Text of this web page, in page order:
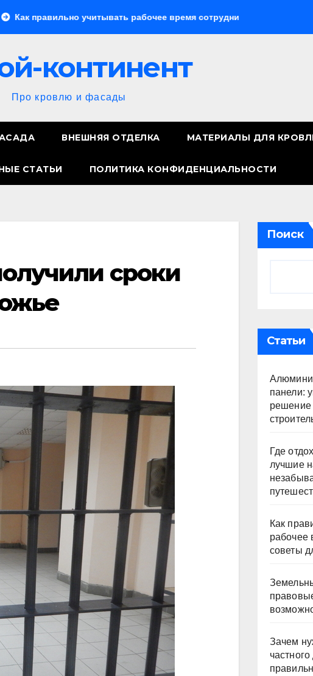
учитывать рабочее время сотрудников: советы для бизнеса
континент
Про кровлю и фасады
ВНЕШНЯЯ ОТДЕЛКА МАТЕРИАЛЫ ДЛЯ
СТАТЬИ ПОЛИТИКА КОНФИДЕНЦИАЛЬНОСТИ
сроки
Поиск
Статьи
панели:
решение
Где
лучшие
Как
рабочее
советы
Зачем